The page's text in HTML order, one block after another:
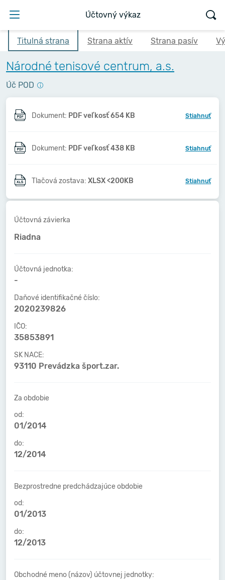
Účtovný výkaz
Titulná strana Strana aktív Strana pasív
Národné tenisové centrum, a.s.
Úč POD
Dokument: PDF veľkosť 654 KB Stiahnuť
Dokument: PDF veľkosť 438 KB Stiahnuť
Tlačová zostava: XLSX <200KB Stiahnuť
Účtovná závierka
Riadna
Účtovná jednotka:
-
Daňové identifikačné číslo:
2020239826
IČO:
35853891
SK NACE:
93110 Prevádzka šport.zar.
Za obdobie
od:
01/2014
do:
12/2014
Bezprostredne predchádzajúce obdobie
od:
01/2013
do:
12/2013
Obchodné meno (názov) účtovnej jednotky: